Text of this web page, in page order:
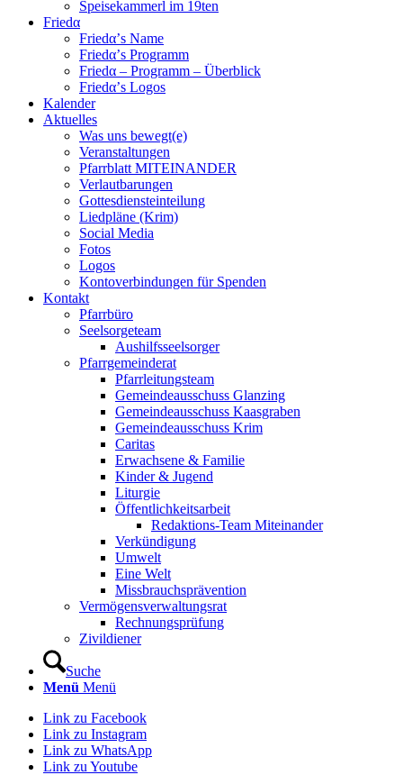
Speisekammerl im 19ten
Friedα
Friedα’s Name
Friedα’s Programm
Friedα – Programm – Überblick
Friedα’s Logos
Kalender
Aktuelles
Was uns bewegt(e)
Veranstaltungen
Pfarrblatt MITEINANDER
Verlautbarungen
Gottesdiensteinteilung
Liedpläne (Krim)
Social Media
Fotos
Logos
Kontoverbindungen für Spenden
Kontakt
Pfarrbüro
Seelsorgeteam
Aushilfsseelsorger
Pfarrgemeinderat
Pfarrleitungsteam
Gemeindeausschuss Glanzing
Gemeindeausschuss Kaasgraben
Gemeindeausschuss Krim
Caritas
Erwachsene & Familie
Kinder & Jugend
Liturgie
Öffentlichkeitsarbeit
Redaktions-Team Miteinander
Verkündigung
Umwelt
Eine Welt
Missbrauchsprävention
Vermögensverwaltungsrat
Rechnungsprüfung
Zivildiener
Suche
Menü Menü
Link zu Facebook
Link zu Instagram
Link zu WhatsApp
Link zu Youtube